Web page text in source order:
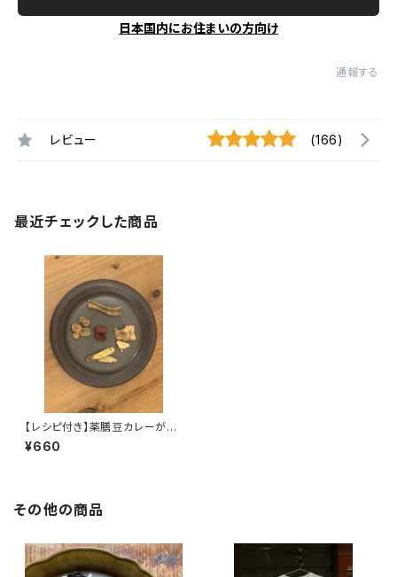
日本国内にお住まいの方向け
通報する
レビュー (166)
最近チェックした商品
【レシピ付き】薬膳豆カレーが作
れる薬膳セット
¥660
その他の商品